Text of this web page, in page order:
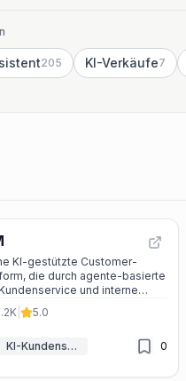
205 KI-Verkäufe7
KI-gestützte Customer-
die durch agente-basierte
und interne
abschließt – mit
dort, wo sie zählt.
5.0
KI-Kundenservice-Assistent 0